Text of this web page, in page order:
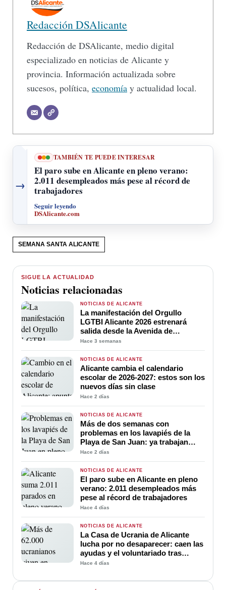
Redacción DSAlicante
Redacción de DSAlicante, medio digital
especializado en noticias de Alicante y
provincia. Información actualizada sobre
sucesos, política, economía y actualidad local.
→
TAMBIÉN TE PUEDE INTERESAR
El paro sube en Alicante en pleno verano:
2.011 desempleados más pese al récord de
trabajadores
Seguir leyendo
DSAlicante.com
SEMANA SANTA ALICANTE
SIGUE LA ACTUALIDAD
Noticias relacionadas
NOTICIAS DE ALICANTE
La manifestación del Orgullo
LGTBI Alicante 2026 estrenará
salida desde la Avenida de
Maisonnave para ganar visibilidad
y convertir el inicio de la marcha en
una gran celebración de la
diversidad
Hace 3 semanas
NOTICIAS DE ALICANTE
Alicante cambia el calendario
escolar de 2026-2027: estos son los
nuevos días sin clase
Hace 2 días
NOTICIAS DE ALICANTE
Más de dos semanas con
problemas en los lavapiés de la
Playa de San Juan: ya trabajan
para soluciona
Hace 2 días
NOTICIAS DE ALICANTE
El paro sube en Alicante en pleno
verano: 2.011 desempleados más
pese al récord de trabajadores
Hace 4 días
NOTICIAS DE ALICANTE
La Casa de Ucrania de Alicante
lucha por no desaparecer: caen las
ayudas y el voluntariado tras
cuatro años de guerra
Hace 4 días